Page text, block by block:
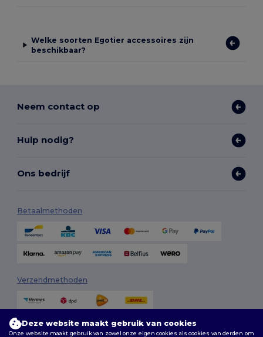
Welke soorten Egotier accessoires zijn
beschikbaar?
Neem contact op
Hulp nodig?
Ons bedrijf
Betaalmethoden
Verzendmethoden
Deze website maakt gebruik van cookies
Onze website maakt gebruik van zowel onze eigen cookies als cookies van derden om